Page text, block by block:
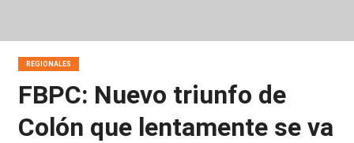
REGIONALES
FBPC: Nuevo triunfo de
Colón que lentamente se va